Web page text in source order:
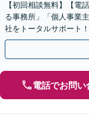
【初回相談無料】【電
る事務所」「個人事業
社をトータルサポート
休日面談可】【ビデオ
電話でお問い